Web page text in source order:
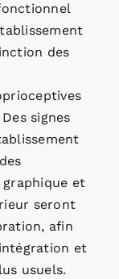
des
signes
graphique et
seront
afin
et
usuels.